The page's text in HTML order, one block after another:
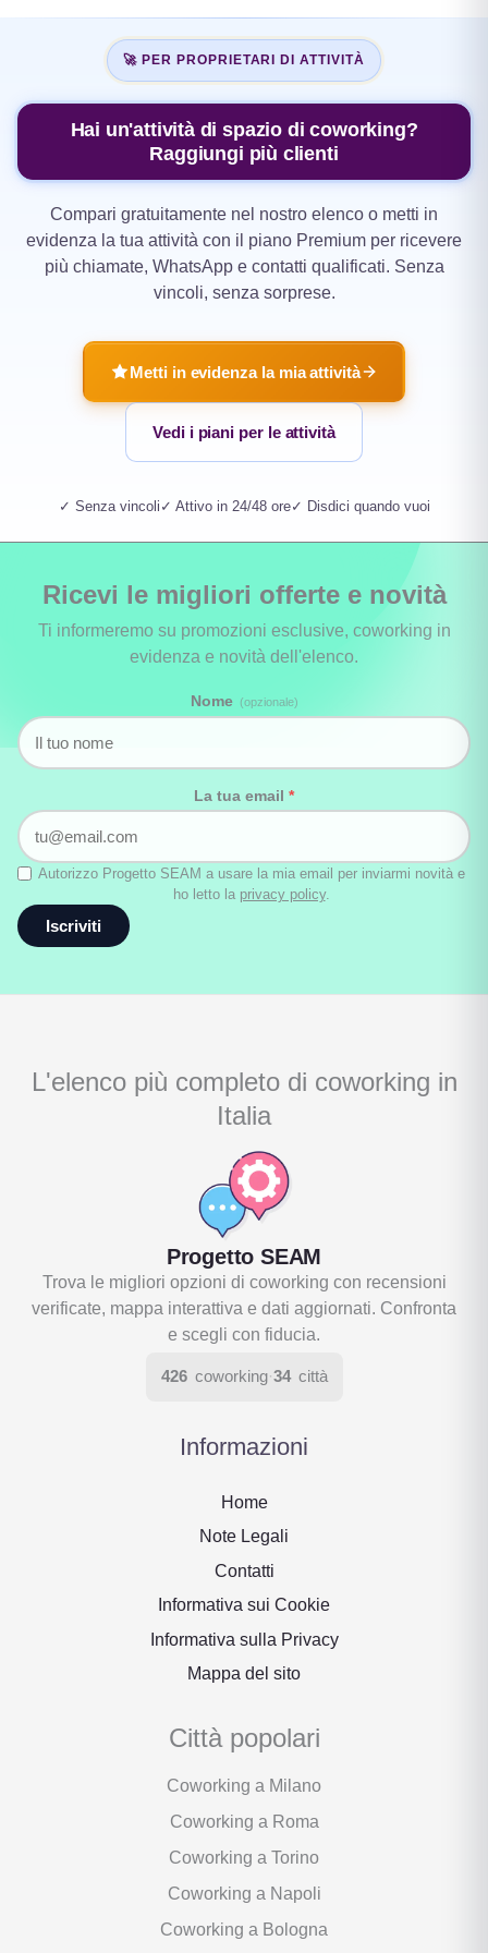
🚀 PER PROPRIETARI DI ATTIVITÀ
Hai un'attività di spazio di coworking?
Raggiungi più clienti
Compari gratuitamente nel nostro elenco o metti in
evidenza la tua attività con il piano Premium per ricevere
più chiamate, WhatsApp e contatti qualificati. Senza
vincoli, senza sorprese.
Metti in evidenza la mia attività
Vedi i piani per le attività
✓ Senza vincoli ✓ Attivo in 24/48 ore✓ Disdici quando vuoi
Ricevi le migliori offerte e novità
Ti informeremo su promozioni esclusive, coworking in
evidenza e novità dell'elenco.
Nome (opzionale)
La tua email *
Autorizzo Progetto SEAM a usare la mia email per inviarmi novità e
ho letto la privacy policy.
Iscriviti
L'elenco più completo di coworking in
Italia
Progetto SEAM
Trova le migliori opzioni di coworking con recensioni
verificate, mappa interattiva e dati aggiornati. Confronta
e scegli con fiducia.
426 coworking·34 città
Informazioni
Home
Note Legali
Contatti
Informativa sui Cookie
Informativa sulla Privacy
Mappa del sito
Città popolari
Coworking a Milano
Coworking a Roma
Coworking a Torino
Coworking a Napoli
Coworking a Bologna